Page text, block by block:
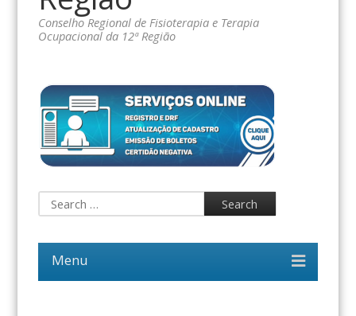
Conselho Regional de Fisioterapia e Terapia
Ocupacional da 12ª Região